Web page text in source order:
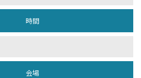
時間
会場